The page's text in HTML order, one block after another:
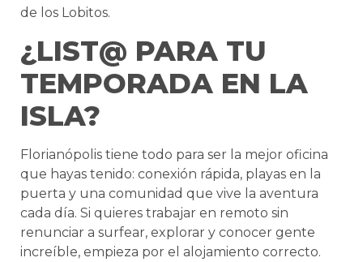
de los Lobitos.
¿LIST@ PARA TU
TEMPORADA EN LA
ISLA?
Florianópolis tiene todo para ser la mejor oficina
que hayas tenido: conexión rápida, playas en la
puerta y una comunidad que vive la aventura
cada día. Si quieres trabajar en remoto sin
renunciar a surfear, explorar y conocer gente
increíble, empieza por el alojamiento correcto.